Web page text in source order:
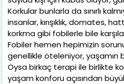
Korkular bunlarla da sınırlı
insanlar, kırışıklık, domates,
korkma gibi fobilerle bile
Fobiler hemen hepimizin
genellikle öteleniyor, yaşamın
Oysa birkaç terapi ile birlikte
yaşam konforu açısından